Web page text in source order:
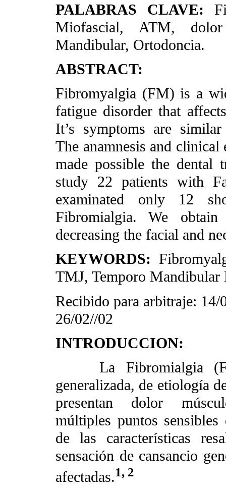
PALABRAS CLAVE:
Miofascial, ATM,
Mandibular, Ortodoncia.
ABSTRACT:
Fibromyalgia (FM) is a
fatigue disorder that
It’s symptoms are
The anamnesis and
made possible the
study 22 patients with
examinated only 12
Fibromialgia. We
decreasing the facial and
KEYWORDS:
TMJ, Temporo Mandibular
Recibido para arbitraje:
26/02//02
INTRODUCCION:
La Fibromialgia
generalizada, de etiología
presentan dolor
múltiples puntos
de las características
sensación de cansancio
afectadas.1, 2